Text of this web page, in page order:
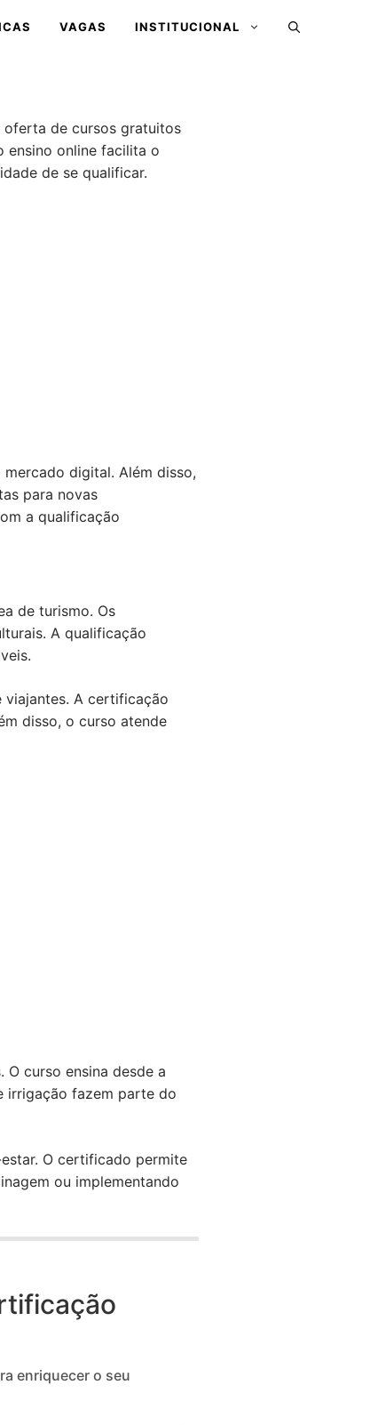
VAGAS INSTITUCIONAL
oferta de cursos gratuitos
ensino online facilita o
de se qualificar.
digital. Além disso,
para novas
a qualificação
de turismo. Os
A qualificação
A certificação
disso, o curso atende
curso ensina desde a
irrigação fazem parte do
O certificado permite
ou implementando
enriquecer o seu